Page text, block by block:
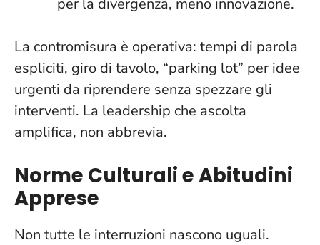
La contromisura è operativa: tempi di parola
espliciti, giro di tavolo, “parking lot” per idee
urgenti da riprendere senza spezzare gli
interventi. La leadership che ascolta
amplifica, non abbrevia.
Norme Culturali e Abitudini
Apprese
Non tutte le interruzioni nascono uguali.